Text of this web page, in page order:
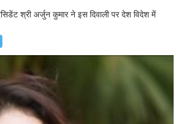
श्री अर्जुन कुमार ने इस दिवाली पर देश विदेश में